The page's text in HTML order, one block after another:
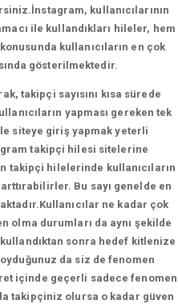
kullanıcılarının
ile kullandıkları hileler, hem
kullanıcıların en çok
gösterilmektedir.
takipçi sayısını kısa sürede
yapması gereken tek
siteye giriş yapmak yeterli
takipçi hilesi sitelerine
takipçi hilelerinde kullanıcıların
Bu sayı genelde en
ne kadar çok
olma durumları da aynı şekilde
sonra hedef kitlenize
da siz de fenomen
içinde geçerli sadece fenomen
takipçiniz olursa o kadar güven